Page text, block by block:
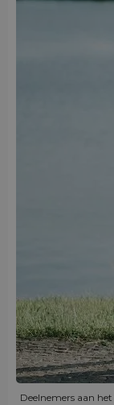
Deelnemers aan